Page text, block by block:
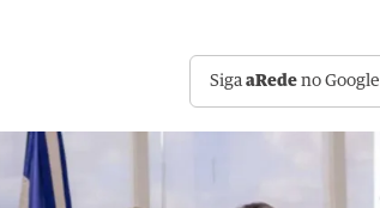
SigaaRede no Google